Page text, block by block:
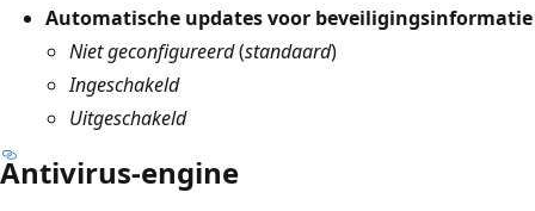
Automatische updates voor beveiligingsinformatie
Niet geconfigureerd(standaard)
Ingeschakeld
Uitgeschakeld
Antivirus-engine